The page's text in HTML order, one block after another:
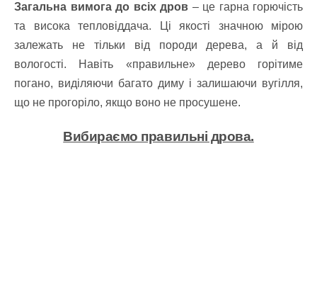
Загальна вимога до всіх дров – це гарна горючість
та висока тепловіддача. Ці якості значною мірою
залежать не тільки від породи дерева, а й від
вологості. Навіть «правильне» дерево горітиме
погано, виділяючи багато диму і залишаючи вугілля,
що не прогоріло, якщо воно не просушене.
Вибираємо правильні дрова.